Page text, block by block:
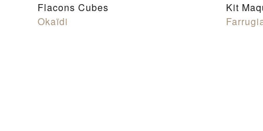
Flacons Cubes
Okaïdi
Kit